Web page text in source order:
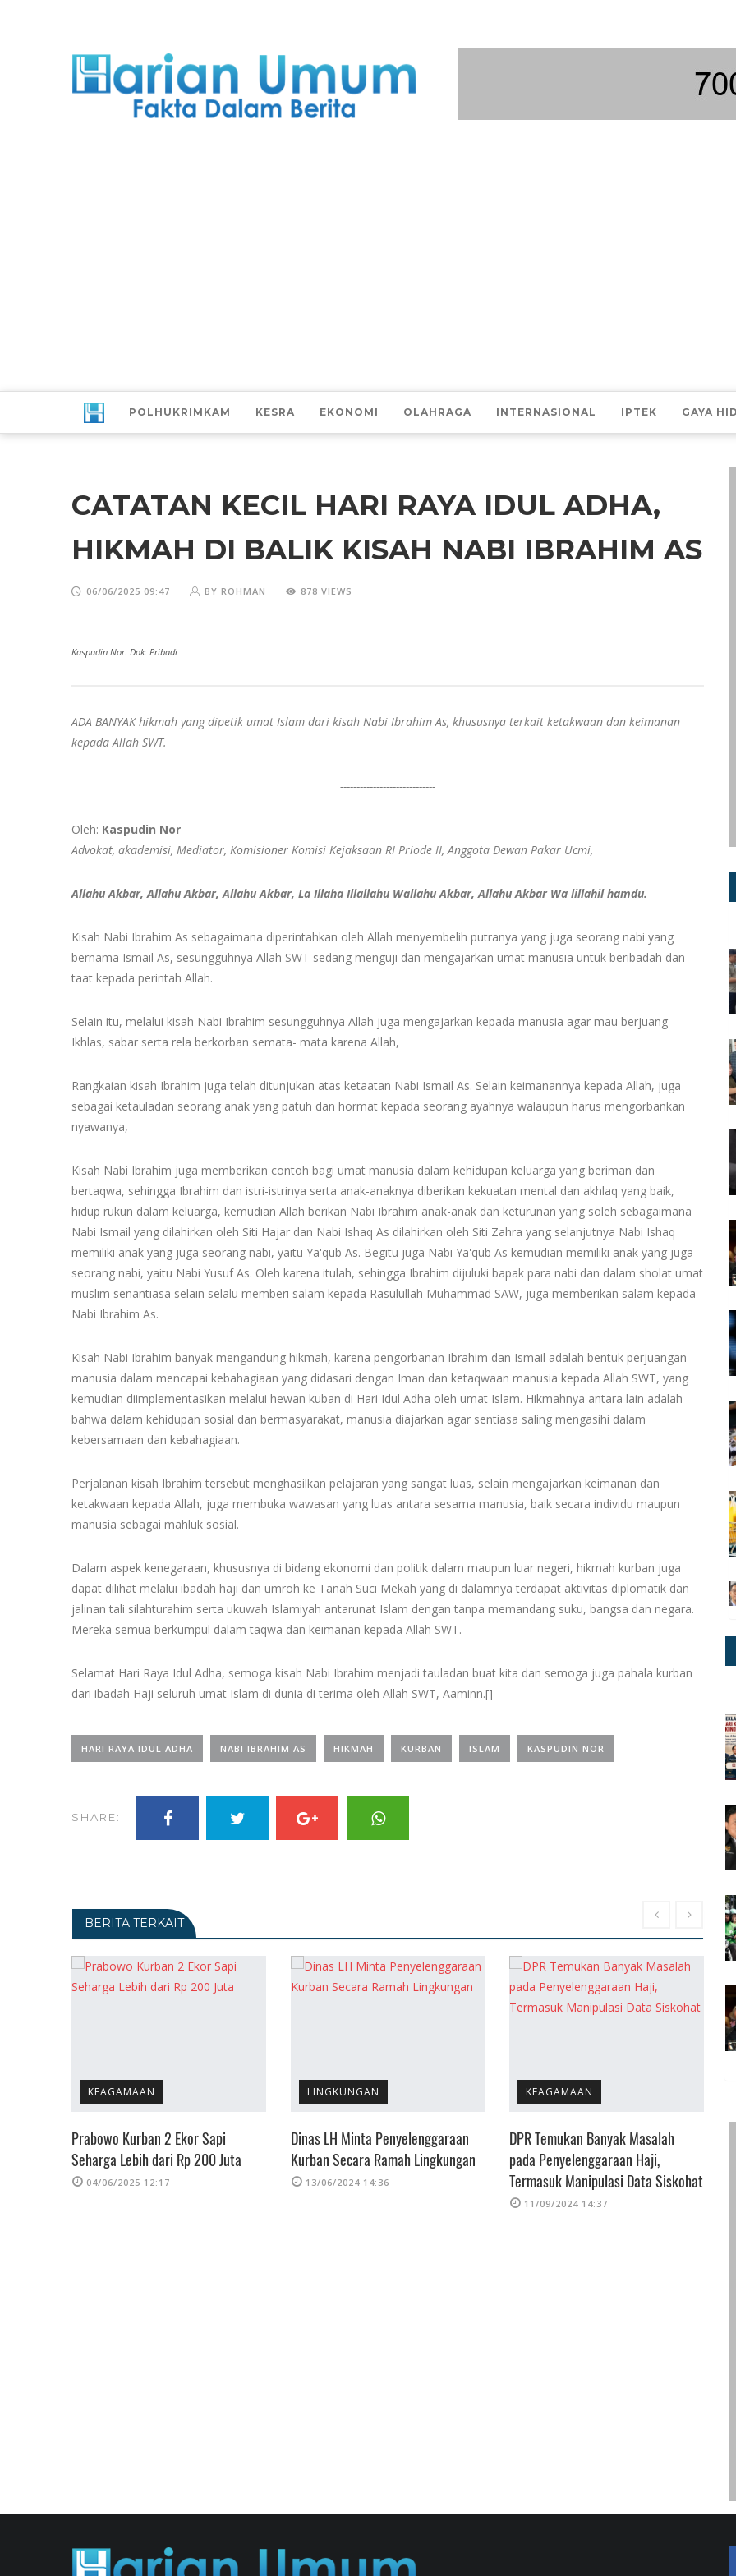
POLHUKRIMKAM KESRA EKONOMI OLAHRAGA INTERNASIONAL IPTEK GAYA
CATATAN KECIL HARI RAYA IDUL ADHA,
HIKMAH DI BALIK KISAH NABI IBRAHIM AS
06/06/2025 09:47 BY ROHMAN 878 VIEWS
Kaspudin Nor. Dok: Pribadi
ADA BANYAK hikmah yang dipetik umat Islam dari kisah Nabi Ibrahim As, khususnya terkait ketakwaan dan keimanan
kepada Allah SWT.
-----------------------------
Oleh: Kaspudin Nor
Advokat, akademisi, Mediator, Komisioner Komisi Kejaksaan RI Priode II, Anggota Dewan Pakar Ucmi,
Allahu Akbar, Allahu Akbar, Allahu Akbar, La Illaha Illallahu Wallahu Akbar, Allahu Akbar Wa lillahil hamdu.
Kisah Nabi Ibrahim As sebagaimana diperintahkan oleh Allah menyembelih putranya yang juga seorang nabi yang
bernama Ismail As, sesungguhnya Allah SWT sedang menguji dan mengajarkan umat manusia untuk beribadah dan
taat kepada perintah Allah.
Selain itu, melalui kisah Nabi Ibrahim sesungguhnya Allah juga mengajarkan kepada manusia agar mau berjuang
Ikhlas, sabar serta rela berkorban semata- mata karena Allah,
Rangkaian kisah Ibrahim juga telah ditunjukan atas ketaatan Nabi Ismail As. Selain keimanannya kepada Allah, juga
sebagai ketauladan seorang anak yang patuh dan hormat kepada seorang ayahnya walaupun harus mengorbankan
nyawanya,
Kisah Nabi Ibrahim juga memberikan contoh bagi umat manusia dalam kehidupan keluarga yang beriman dan
bertaqwa, sehingga Ibrahim dan istri-istrinya serta anak-anaknya diberikan kekuatan mental dan akhlaq yang baik,
hidup rukun dalam keluarga, kemudian Allah berikan Nabi Ibrahim anak-anak dan keturunan yang soleh sebagaimana
Nabi Ismail yang dilahirkan oleh Siti Hajar dan Nabi Ishaq As dilahirkan oleh Siti Zahra yang selanjutnya Nabi Ishaq
memiliki anak yang juga seorang nabi, yaitu Ya'qub As. Begitu juga Nabi Ya'qub As kemudian memiliki anak yang juga
seorang nabi, yaitu Nabi Yusuf As. Oleh karena itulah, sehingga Ibrahim dijuluki bapak para nabi dan dalam sholat umat
muslim senantiasa selain selalu memberi salam kepada Rasulullah Muhammad SAW, juga memberikan salam kepada
Nabi Ibrahim As.
Kisah Nabi Ibrahim banyak mengandung hikmah, karena pengorbanan Ibrahim dan Ismail adalah bentuk perjuangan
manusia dalam mencapai kebahagiaan yang didasari dengan Iman dan ketaqwaan manusia kepada Allah SWT, yang
kemudian diimplementasikan melalui hewan kuban di Hari Idul Adha oleh umat Islam. Hikmahnya antara lain adalah
bahwa dalam kehidupan sosial dan bermasyarakat, manusia diajarkan agar sentiasa saling mengasihi dalam
kebersamaan dan kebahagiaan.
Perjalanan kisah Ibrahim tersebut menghasilkan pelajaran yang sangat luas, selain mengajarkan keimanan dan
ketakwaan kepada Allah, juga membuka wawasan yang luas antara sesama manusia, baik secara individu maupun
manusia sebagai mahluk sosial.
Dalam aspek kenegaraan, khususnya di bidang ekonomi dan politik dalam maupun luar negeri, hikmah kurban juga
dapat dilihat melalui ibadah haji dan umroh ke Tanah Suci Mekah yang di dalamnya terdapat aktivitas diplomatik dan
jalinan tali silahturahim serta ukuwah Islamiyah antarunat Islam dengan tanpa memandang suku, bangsa dan negara.
Mereka semua berkumpul dalam taqwa dan keimanan kepada Allah SWT.
Selamat Hari Raya Idul Adha, semoga kisah Nabi Ibrahim menjadi tauladan buat kita dan semoga juga pahala kurban
dari ibadah Haji seluruh umat Islam di dunia di terima oleh Allah SWT, Aaminn.[]
HARI RAYA IDUL ADHA NABI IBRAHIM AS HIKMAH KURBAN ISLAM KASPUDIN NOR
SHARE:
BERITA TERKAIT
KEAGAMAAN
Prabowo Kurban 2 Ekor Sapi
Seharga Lebih dari Rp 200 Juta
04/06/2025 12:17
LINGKUNGAN
Dinas LH Minta Penyelenggaraan
Kurban Secara Ramah Lingkungan
13/06/2024 14:36
KEAGAMAAN
DPR Temukan Banyak Masalah
pada Penyelenggaraan Haji,
Termasuk Manipulasi Data Siskohat
11/09/2024 14:37